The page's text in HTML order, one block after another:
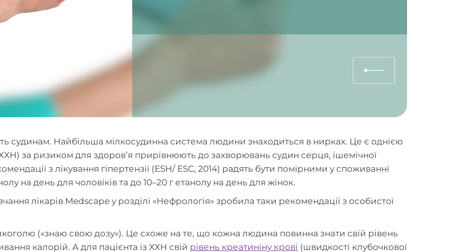
судинам. Найбільша мілкосудинна система людини знаходиться в нирках. Це є однією
за ризиком для здоров’я прирівнюють до захворювань судин серця, ішемічної
з лікування гіпертензії (ESH/ ESC, 2014) радять бути помірними у споживанні
на день для чоловіків та до 10–20 г етанолу на день для жінок.
лікарів Medscape у розділі «Нефрологія» зробила таки рекомендації з особистої
(«знаю свою дозу»). Це схоже на те, що кожна людина повинна знати свій рівень
калорій. А для пацієнта із ХХН свій рівень креатиніну крові (швидкості клубочкової